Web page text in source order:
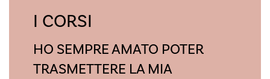
I CORSI
HO SEMPRE AMATO POTER
TRASMETTERE LA MIA